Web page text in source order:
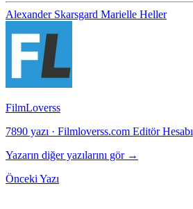
Alexander Skarsgard Marielle Heller
FilmLoverss
7890 yazı · Filmloverss.com Editör Hesabı
Yazarın diğer yazılarını gör →
Önceki Yazı